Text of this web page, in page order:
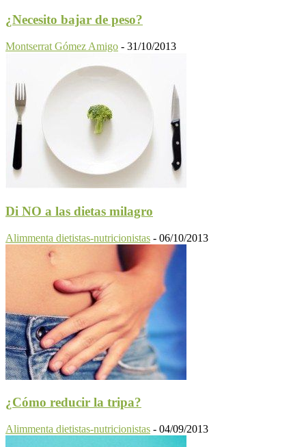
¿Necesito bajar de peso?
Montserrat Gómez Amigo - 31/10/2013
Di NO a las dietas milagro
Alimmenta dietistas-nutricionistas - 06/10/2013
¿Cómo reducir la tripa?
Alimmenta dietistas-nutricionistas - 04/09/2013